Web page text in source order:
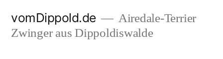
Inhalt
vomDippold.de
Airedale-Terrier
Zwinger aus Dippoldiswalde